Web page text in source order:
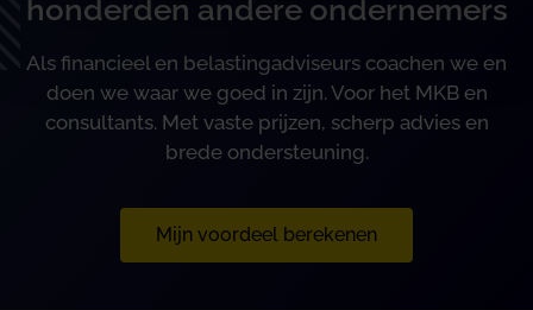
honderden andere ondernemers
Als financieel en belastingadviseurs coachen we en
doen we waar we goed in zijn. Voor het MKB en
consultants. Met vaste prijzen, scherp advies en
brede ondersteuning.
Mijn voordeel berekenen